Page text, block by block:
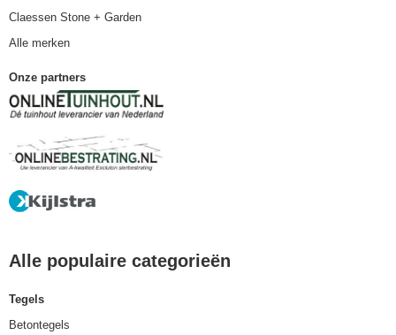
Claessen Stone + Garden
Alle merken
Onze partners
Alle populaire categorieën
Tegels
Betontegels